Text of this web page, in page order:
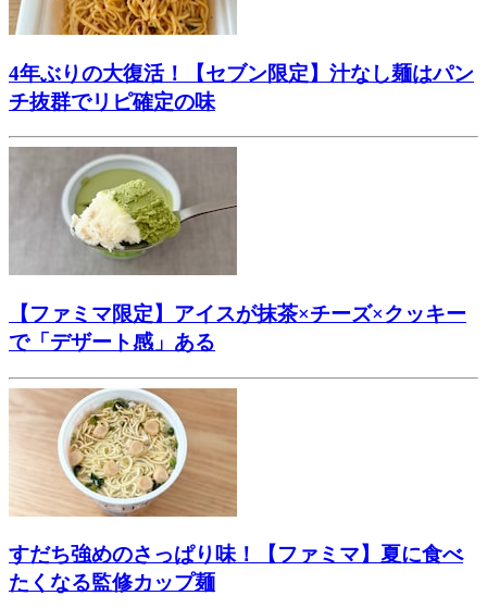
4年ぶりの大復活！【セブン限定】汁なし麺はパン
チ抜群でリピ確定の味
【ファミマ限定】アイスが抹茶×チーズ×クッキー
で「デザート感」ある
すだち強めのさっぱり味！【ファミマ】夏に食べ
たくなる監修カップ麺